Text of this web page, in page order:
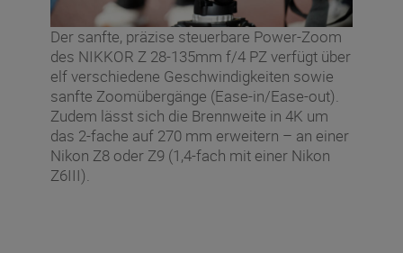
Der sanfte, präzise steuerbare Power-Zoom
des NIKKOR Z 28-135mm f/4 PZ verfügt über
elf verschiedene Geschwindigkeiten sowie
sanfte Zoomübergänge (Ease-in/Ease-out).
Zudem lässt sich die Brennweite in 4K um
das 2-fache auf 270 mm erweitern – an einer
Nikon Z8 oder Z9 (1,4-fach mit einer Nikon
Z6III).